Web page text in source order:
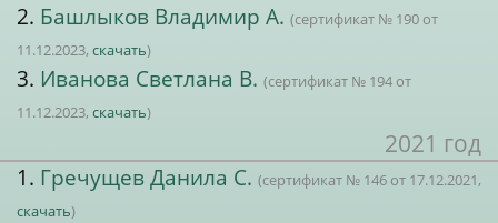
2. Башлыков Владимир А. (сертификат № 190 от
11.12.2023, скачать)
3. Иванова Светлана В. (сертификат № 194 от
11.12.2023, скачать)
2021 год
1. Гречущев Данила С. (сертификат № 146 от 17.12.2021,
скачать)